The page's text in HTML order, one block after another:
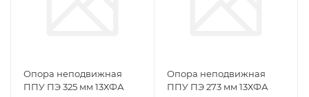
Опора неподвижная
ППУ ПЭ 325 мм 13ХФА
Опора неподвижная
ППУ ПЭ 273 мм 13ХФА